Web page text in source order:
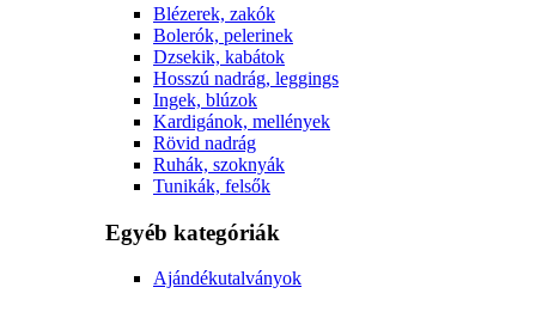
Blézerek, zakók
Bolerók, pelerinek
Dzsekik, kabátok
Hosszú nadrág, leggings
Ingek, blúzok
Kardigánok, mellények
Rövid nadrág
Ruhák, szoknyák
Tunikák, felsők
Egyéb kategóriák
Ajándékutalványok